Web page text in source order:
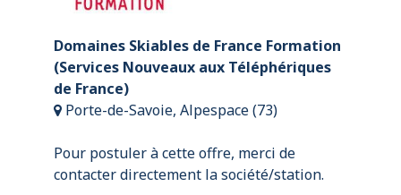
Domaines Skiables de France Formation
(Services Nouveaux aux Téléphériques
de France)
Porte-de-Savoie, Alpespace (73)
Pour postuler à cette offre, merci de
contacter directement la société/station.